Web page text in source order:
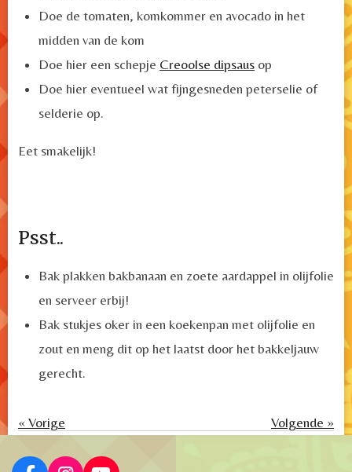
Doe de tomaten, komkommer en avocado in het
midden van de kom
Doe hier een schepje Creoolse dipsaus op
Doe hier eventueel wat fijngesneden peterselie of
selderie op.
Eet smakelijk!
Psst..
Bak plakken bakbanaan en zoete aardappel in olijfolie
en serveer erbij!
Bak stukjes oker in een koekenpan met olijfolie en
zout en meng dit op het laatst door het bakkeljauw
gerecht.
« Vorige Volgende »